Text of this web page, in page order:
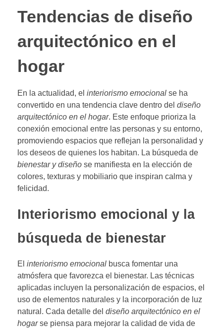
Tendencias de diseño
arquitectónico en el
hogar
En la actualidad, el interiorismo emocional se ha
convertido en una tendencia clave dentro del diseño
arquitectónico en el hogar. Este enfoque prioriza la
conexión emocional entre las personas y su entorno,
promoviendo espacios que reflejan la personalidad y
los deseos de quienes los habitan. La búsqueda de
bienestar y diseño se manifiesta en la elección de
colores, texturas y mobiliario que inspiran calma y
felicidad.
Interiorismo emocional y la
búsqueda de bienestar
El interiorismo emocional busca fomentar una
atmósfera que favorezca el bienestar. Las técnicas
aplicadas incluyen la personalización de espacios, el
uso de elementos naturales y la incorporación de luz
natural. Cada detalle del diseño arquitectónico en el
hogarse piensa para mejorar la calidad de vida de